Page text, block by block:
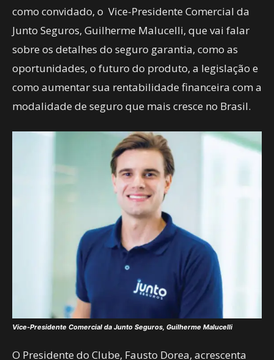
como convidado, o Vice-Presidente Comercial da
Junto Seguros, Guilherme Malucelli, que vai falar
sobre os detalhes do seguro garantia, como as
oportunidades, o futuro do produto, a legislação e
como aumentar sua rentabilidade financeira com a
modalidade de seguro que mais cresce no Brasil.
Vice-Presidente Comercial da Junto Seguros, Guilherme Malucelli
O Presidente do Clube, Fausto Dorea, acrescenta